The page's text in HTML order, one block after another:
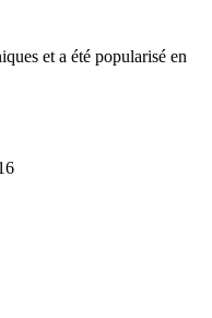
et a été popularisé en